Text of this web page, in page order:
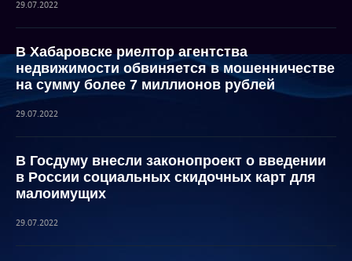
29.07.2022
В Хабаровске риелтор агентства
недвижимости обвиняется в мошенничестве
на сумму более 7 миллионов рублей
29.07.2022
В Госдуму внесли законопроект о введении
в России социальных скидочных карт для
малоимущих
29.07.2022